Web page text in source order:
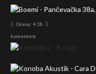
Ocena: 4.18
komentara